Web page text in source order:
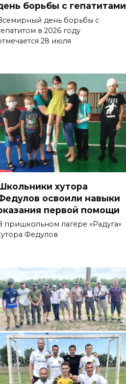
борьбы с гепатитами
день борьбы с
в 2026 году
28 июля
хутора
освоили навыки
первой помощи
пришкольном лагере «Радуга»
Федулов